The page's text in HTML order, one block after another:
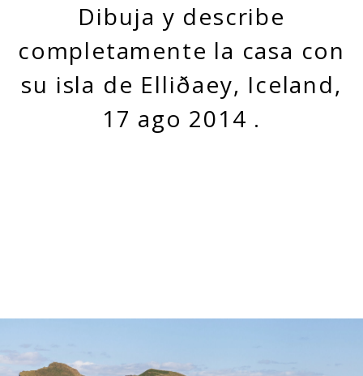
Dibuja y describe
completamente la casa con
su isla de Elliðaey, Iceland,
17 ago 2014 .